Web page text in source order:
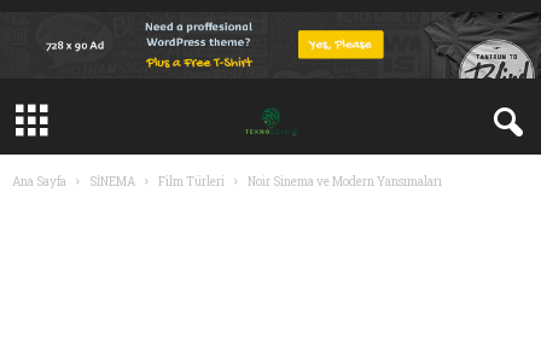
Ana Sayfa SİNEMA Film Türleri Noir Sinema ve Modern Yansımaları